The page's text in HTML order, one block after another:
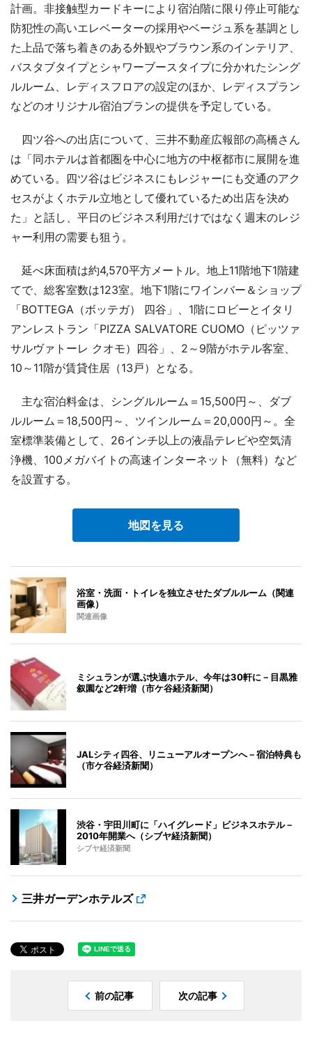
計画。非接触型カードキーにより宿泊階に限り停止可能な
防犯性の高いエレベーターの採用やベージュ系を基調とし
た上品で落ち着きのある外観やブラウン系のインテリア、
バスタブタイプとシャワーブースタイプに分かれたシング
ルルーム、レディスフロアの設定のほか、レディスプラン
などのオリジナル宿泊プランの提供を予定している。
四ツ谷への出店について、三井不動産広報部の高橋さん
は「同ホテルは首都圏を中心に地方の中枢都市に展開を進
めている。四ツ谷はビジネスにもレジャーにも交通のアク
セスがよくホテル立地として優れているため出店を決め
た」と話し、平日のビジネス利用だけではなく週末のレジ
ャー利用の需要も狙う。
延べ床面積は約4,570平方メートル。地上11階地下1階建
てで、総客室数は123室。地下1階にワインバー＆ショップ
「BOTTEGA（ボッテガ） 四谷」、1階にロビーとイタリ
アンレストラン「PIZZA SALVATORE CUOMO（ピッツァ
サルヴァトーレ クオモ）四谷」、2～9階がホテル客室、
10～11階が賃貸住居（13戸）となる。
主な宿泊料金は、シングルルーム＝15,500円～、ダブ
ルルーム＝18,500円～、ツインルーム＝20,000円～。全
室標準装備として、26インチ以上の液晶テレビや空気清
浄機、100メガバイトの高速インターネット（無料）など
を設置する。
地図を見る
浴室・洗面・トイレを独立させたダブルルーム（関連
画像）
関連画像
ミシュランが選ぶ快適ホテル、今年は30軒に－目黒雅
叙園など2軒増（市ケ谷経済新聞）
JALシティ四谷、リニューアルオープンへ－宿泊特典も
（市ケ谷経済新聞）
渋谷・宇田川町に「ハイグレード」ビジネスホテル－
2010年開業へ（シブヤ経済新聞）
シブヤ経済新聞
三井ガーデンホテルズ
前の記事 次の記事